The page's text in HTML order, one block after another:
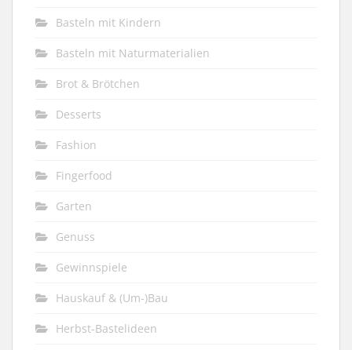
Basteln mit Kindern
Basteln mit Naturmaterialien
Brot & Brötchen
Desserts
Fashion
Fingerfood
Garten
Genuss
Gewinnspiele
Hauskauf & (Um-)Bau
Herbst-Bastelideen